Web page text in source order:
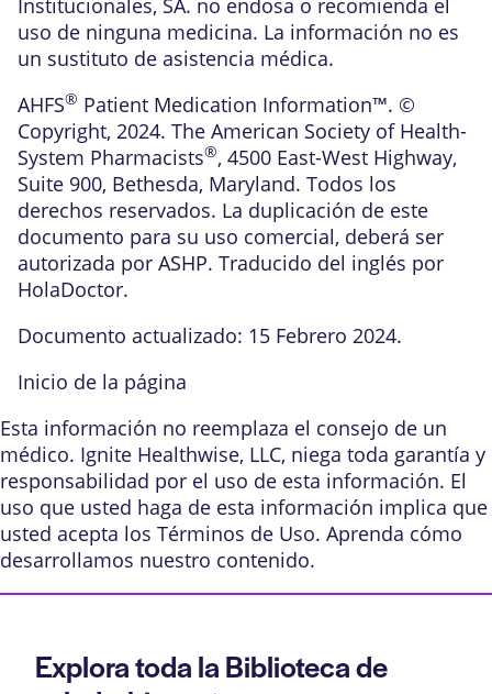
uso de ninguna medicina. La información no es
un sustituto de asistencia médica.
AHFS® Patient Medication Information™. ©
Copyright, 2024. The American Society of Health-
System Pharmacists®, 4500 East-West Highway,
Suite 900, Bethesda, Maryland. Todos los
derechos reservados. La duplicación de este
documento para su uso comercial, deberá ser
autorizada por ASHP. Traducido del inglés por
HolaDoctor.
Documento actualizado: 15 Febrero 2024.
Inicio de la página
Esta información no reemplaza el consejo de un
médico. Ignite Healthwise, LLC, niega toda garantía y
responsabilidad por el uso de esta información. El
uso que usted haga de esta información implica que
usted acepta los Términos de Uso. Aprenda cómo
desarrollamos nuestro contenido.
Explora toda la Biblioteca de